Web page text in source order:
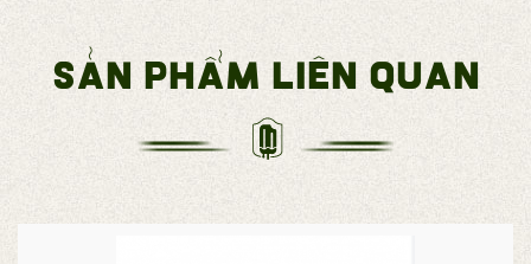
Sản phẩm liên quan